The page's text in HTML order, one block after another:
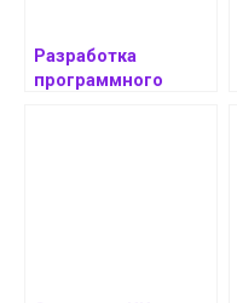
Разработка
программного